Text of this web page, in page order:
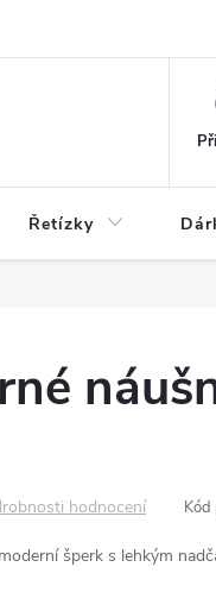
Řetízky
hodnocení
šperk s lehkým